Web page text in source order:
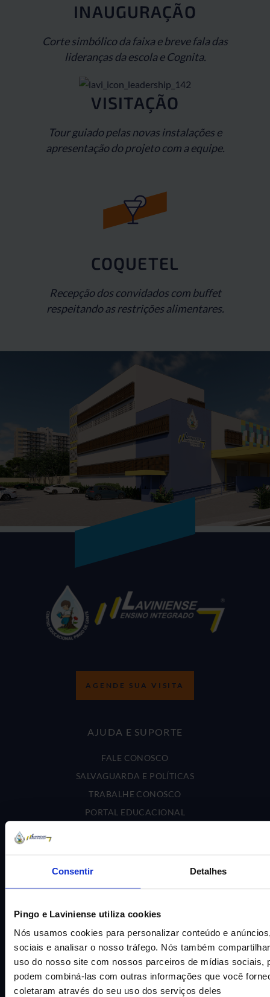
Consentir Detalhes
Pingo e Laviniense utiliza cookies
Nós usamos cookies para personalizar conteúdo e
sociais e analisar o nosso tráfego. Nós também
uso do nosso site com nossos parceiros de mídias sociais,
podem combiná-las com outras informações que você
coletaram através do seu uso dos serviços deles
INAUGURAÇÃO
Corte simbólico da faixa e breve fala das
lideranças da escola e Cognita.
VISITAÇÃO
Tour guiado pelas novas instalações e
apresentação do projeto com a equipe.
COQUETEL
Recepção dos convidados com buffet
respeitando as restrições alimentares.
AGENDE SUA VISITA
AJUDA E SUPORTE
FALE CONOSCO
SALVAGUARDA E POLÍTICAS
TRABALHE CONOSCO
PORTAL EDUCACIONAL
Rua Galícia, N°34 – Adrianópolis
CNPJ: 34.487.157/0001-05
Centro Educacional Pingo de Gente LTDA
(92) 3236-0000